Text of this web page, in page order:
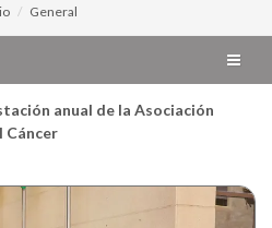
General
anual de la Asociación
Cáncer